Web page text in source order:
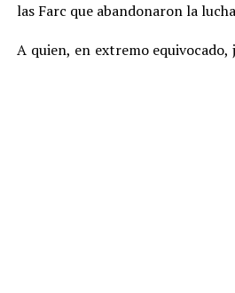
las Farc que abandonaron la
A quien, en extremo